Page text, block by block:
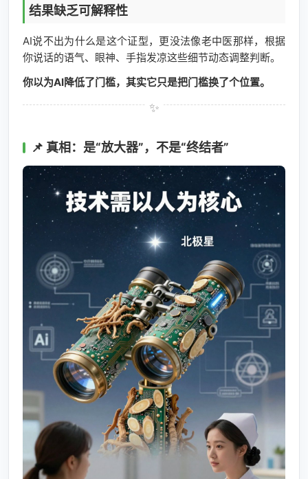
结果缺乏可解释性
AI说不出为什么是这个证型，更没法像老中医那样，根据
你说话的语气、眼神、手指发凉这些细节动态调整判断。
你以为AI降低了门槛，其实它只是把门槛换了个位置。
📌 真相：是“放大器”，不是“终结者”